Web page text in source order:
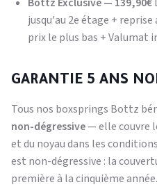
jusqu'au 2e étage +
prix le plus bas + Valumat
GARANTIE 5 ANS
Tous nos boxsprings Bottz
non-dégressive— elle couvre
et du noyau dans les
est non-dégressive : la
première à la cinquième année.